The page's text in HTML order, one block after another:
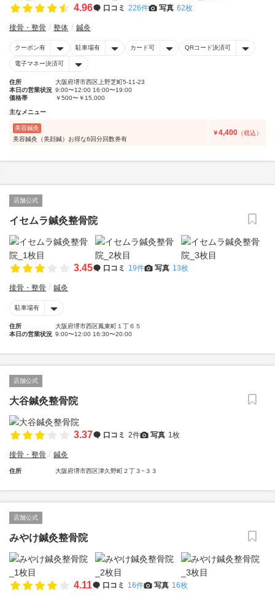
4.96 口コミ 226件 写真 62枚
接骨・整骨 整体 鍼灸
クーポン有 駐車場有 カード可 QRコード決済可
電子マネー決済可
住所
大阪府堺市西区上野芝町5-11-23
本日の営業状況 9:00〜12:00 16:00〜19:00
価格帯
￥500〜￥15,000
主なメニュー
美容鍼灸
美容鍼灸（美顔鍼）お得な6回分回数券有
￥4,400 （税込）
店舗公式
イセムラ鍼灸整骨院
3.45 口コミ 19件 写真 13枚
接骨・整骨 鍼灸
駐車場有
住所
大阪府堺市西区鳳東町１丁６５
本日の営業状況 9:00〜12:00 16:30〜20:00
店舗公式
大谷鍼灸整骨院
3.37 口コミ 2件 写真 1枚
接骨・整骨 鍼灸
住所 大阪府堺市西区津久野町２丁３−３３
店舗公式
みやけ鍼灸整骨院
4.11 口コミ 16件 写真 16枚